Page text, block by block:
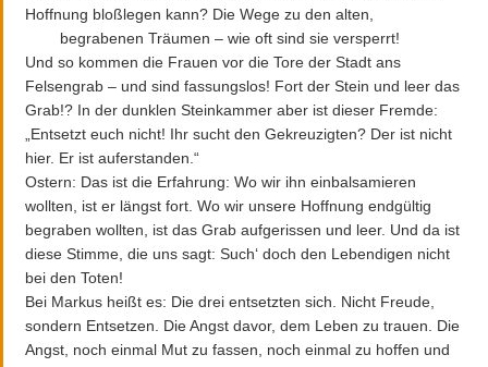
Hoffnung bloßlegen kann? Die Wege zu den alten,
begrabenen Träumen – wie oft sind sie versperrt!
Und so kommen die Frauen vor die Tore der Stadt ans
Felsengrab – und sind fassungslos! Fort der Stein und leer das
Grab!? In der dunklen Steinkammer aber ist dieser Fremde:
„Entsetzt euch nicht! Ihr sucht den Gekreuzigten? Der ist nicht
hier. Er ist auferstanden.“
Ostern: Das ist die Erfahrung: Wo wir ihn einbalsamieren
wollten, ist er längst fort. Wo wir unsere Hoffnung endgültig
begraben wollten, ist das Grab aufgerissen und leer. Und da ist
diese Stimme, die uns sagt: Such‘ doch den Lebendigen nicht
bei den Toten!
Bei Markus heißt es: Die drei entsetzten sich. Nicht Freude,
sondern Entsetzen. Die Angst davor, dem Leben zu trauen. Die
Angst, noch einmal Mut zu fassen, noch einmal zu hoffen und